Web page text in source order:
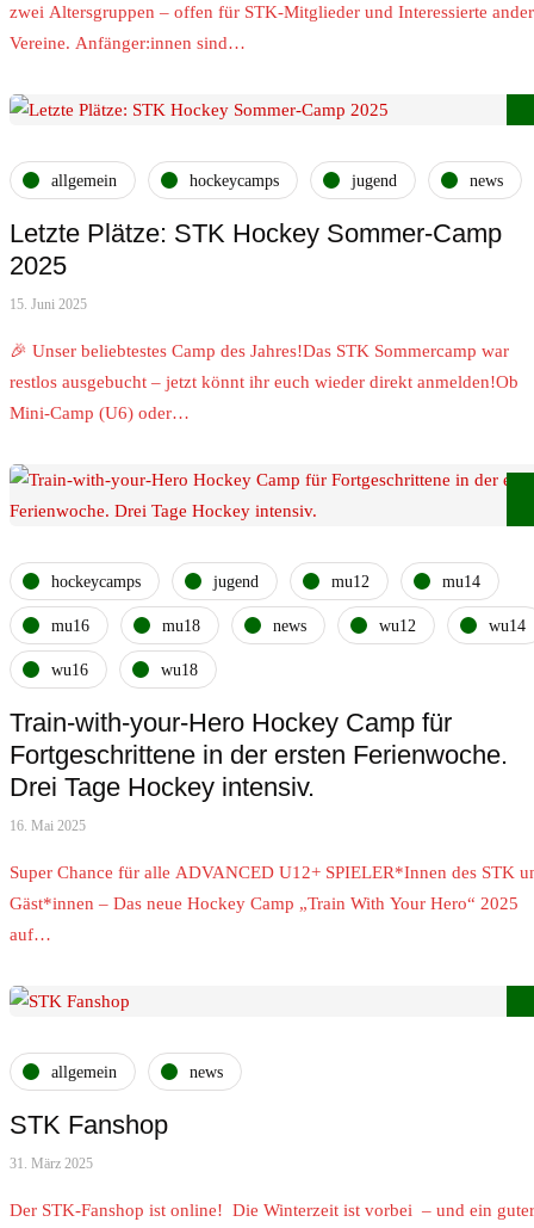
zwei Altersgruppen – offen für STK-Mitglieder und Interessierte
Vereine. Anfänger:innen sind…
allgemein hockeycamps jugend news
Letzte Plätze: STK Hockey Sommer-Camp
2025
15. Juni 2025
🎉 Unser beliebtestes Camp des Jahres!Das STK Sommercamp war
restlos ausgebucht – jetzt könnt ihr euch wieder direkt anmelden!Ob
Mini-Camp (U6) oder…
hockeycamps jugend mu12 mu14
mu16 mu18 news wu12 wu14
wu16 wu18
Train-with-your-Hero Hockey Camp für
Fortgeschrittene in der ersten Ferienwoche.
Drei Tage Hockey intensiv.
16. Mai 2025
Super Chance für alle ADVANCED U12+ SPIELER*Innen des STK
Gäst*innen – Das neue Hockey Camp „Train With Your Hero“ 2025
auf…
allgemein news
STK Fanshop
31. März 2025
Der STK-Fanshop ist online! Die Winterzeit ist vorbei – und ein guter